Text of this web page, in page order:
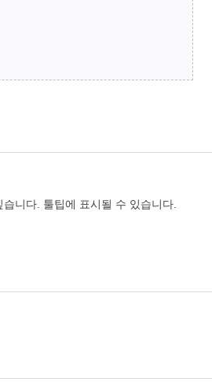
니다. 툴팁에 표시될 수 있습니다.